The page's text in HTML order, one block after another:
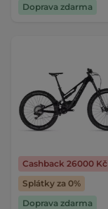
Doprava zdarma
Cashback 26000 Kč
Splátky za 0%
Doprava zdarma